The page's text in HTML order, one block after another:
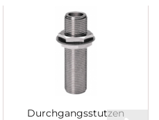
Durchgangsstutzen